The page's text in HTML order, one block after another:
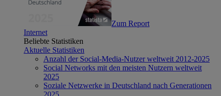
Zum Report
Internet
Beliebte Statistiken
Aktuelle Statistiken
Anzahl der Social-Media-Nutzer weltweit 2012-2025
Social Networks mit den meisten Nutzern weltweit
2025
Soziale Netzwerke in Deutschland nach Generationen
2025